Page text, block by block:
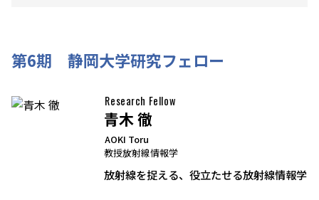
第6期 静岡大学研究フェロー
Research Fellow
青木 徹
AOKI Toru
教授放射線情報学
放射線を捉える、役立たせる放射線情報学